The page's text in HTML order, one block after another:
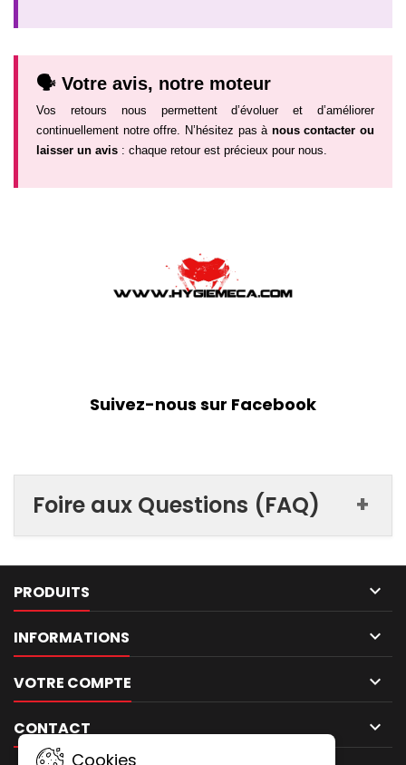
🗣️ Votre avis, notre moteur
Vos retours nous permettent d’évoluer et d’améliorer
continuellement notre offre. N’hésitez pas à nous contacter ou
laisser un avis : chaque retour est précieux pour nous.
Suivez-nous sur Facebook
Foire aux Questions (FAQ) +
PRODUITS 
INFORMATIONS 
VOTRE COMPTE 
CONTACT 
Cookies